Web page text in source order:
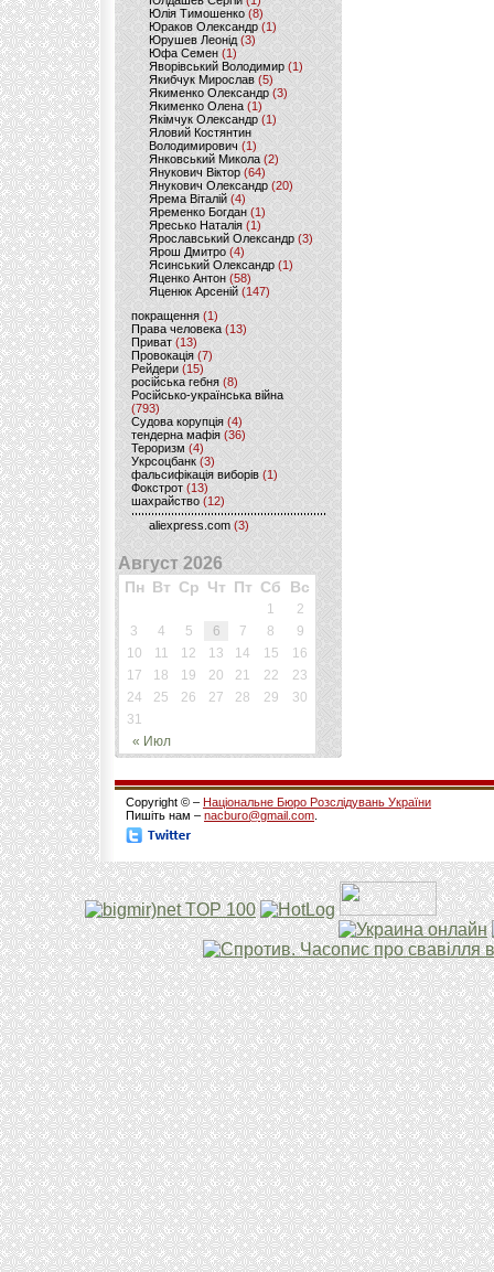
Юлія Тимошенко (8)
Юраков Олександр (1)
Юрушев Леонід (3)
Юфа Семен (1)
Яворівський Володимир (1)
Якибчук Мирослав (5)
Якименко Олександр (3)
Якименко Олена(1)
Якімчук Олександр (1)
Яловий Костянтин
Володимирович (1)
Янковський Микола(2)
Янукович Віктор (64)
Янукович Олександр(20)
Ярема Віталій(4)
Яременко Богдан(1)
Яресько Наталія(1)
Ярославський Олександр (3)
Ярош Дмитро (4)
Ясинський Олександр (1)
Яценко Антон(58)
Яценюк Арсеній (147)
покращення (1)
Права человека(13)
Приват (13)
Провокація (7)
Рейдери (15)
російська гебня (8)
Російсько-українська війна
(793)
Судова корупція (4)
тендерна мафія (36)
Тероризм (4)
Укрсоцбанк (3)
фальсифікація виборів (1)
Фокстрот(13)
шахрайство (12)
aliexpress.com (3)
Август 2026
Пн Вт Ср Чт Пт Сб Вс
« Июл
1
2
3
4 5 6 7 8
9
10
11 12 13 14 15
16
17
18 19 20 21 22
23
24
25 26 27 28 29
30
31
Copyright © – Національне Бюро Розслідувань України
Пишіть нам – nacburo@gmail.com